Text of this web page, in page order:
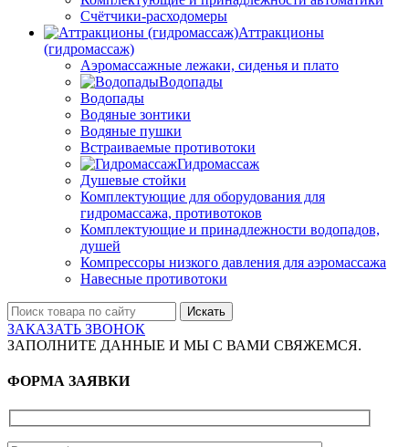
Счётчики-расходомеры
Аттракционы
(гидромассаж)
Аэромассажные лежаки, сиденья и плато
Водопады
Водопады
Водяные зонтики
Водяные пушки
Встраиваемые противотоки
Гидромассаж
Душевые стойки
Комплектующие для оборудования для
гидромассажа, противотоков
Комплектующие и принадлежности водопадов,
душей
Компрессоры низкого давления для аэромассажа
Навесные противотоки
Искать
ЗАКАЗАТЬ ЗВОНОК
ЗАПОЛНИТЕ ДАННЫЕ И МЫ С ВАМИ СВЯЖЕМСЯ.
ФОРМА ЗАЯВКИ